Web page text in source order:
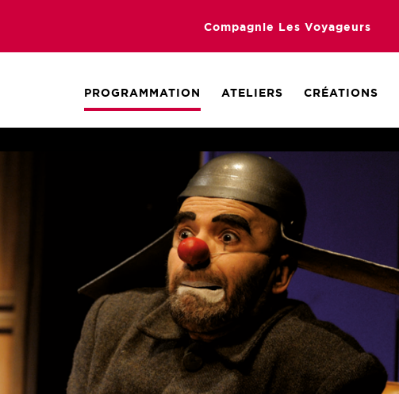
Compagnie Les Voyageurs
PROGRAMMATION ATELIERS CRÉATIONS